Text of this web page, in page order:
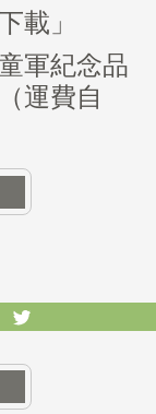
載」
軍紀念品
運費自